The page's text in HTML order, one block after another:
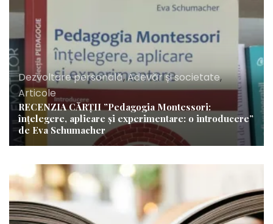
Dezvoltare personală,Adevăr și societate,
Articole
RECENZIA CĂRȚII ”Pedagogia Montessori:
înțelegere, aplicare și experimentare: o introducere”
de Eva Schumacher